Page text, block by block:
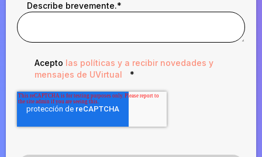
Describe brevemente.*
Acepto
las políticas y a recibir novedades y
mensajes de UVirtual
*